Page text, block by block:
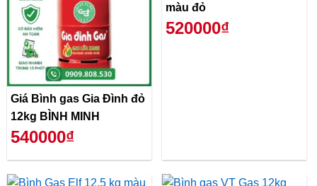
Giá Bình gas Gia Đình đỏ
12kg BÌNH MINH
540000₫
màu đỏ
520000₫